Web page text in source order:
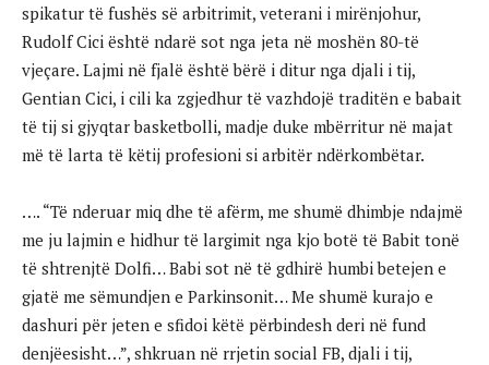
spikatur të fushës së arbitrimit, veterani i mirënjohur,
Rudolf Cici është ndarë sot nga jeta në moshën 80-të
vjeçare. Lajmi në fjalë është bërë i ditur nga djali i tij,
Gentian Cici, i cili ka zgjedhur të vazhdojë traditën e babait
të tij si gjyqtar basketbolli, madje duke mbërritur në majat
më të larta të këtij profesioni si arbitër ndërkombëtar.
…. “Të nderuar miq dhe të afërm, me shumë dhimbje ndajmë
me ju lajmin e hidhur të largimit nga kjo botë të Babit tonë
të shtrenjtë Dolfi… Babi sot në të gdhirë humbi betejen e
gjatë me sëmundjen e Parkinsonit… Me shumë kurajo e
dashuri për jeten e sfidoi këtë përbindesh deri në fund
denjëesisht…”, shkruan në rrjetin social FB, djali i tij,